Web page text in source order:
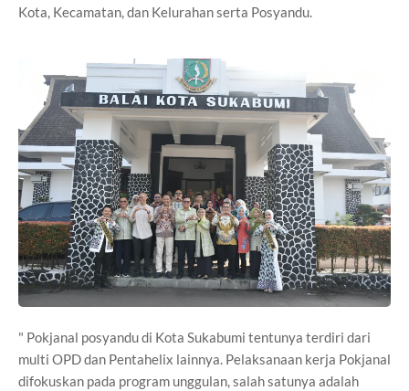
Kota, Kecamatan, dan Kelurahan serta Posyandu.
" Pokjanal posyandu di Kota Sukabumi tentunya terdiri dari
multi OPD dan Pentahelix lainnya. Pelaksanaan kerja Pokjanal
difokuskan pada program unggulan, salah satunya adalah